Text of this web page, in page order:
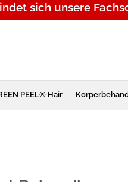
sich unsere
PEEL® Hair